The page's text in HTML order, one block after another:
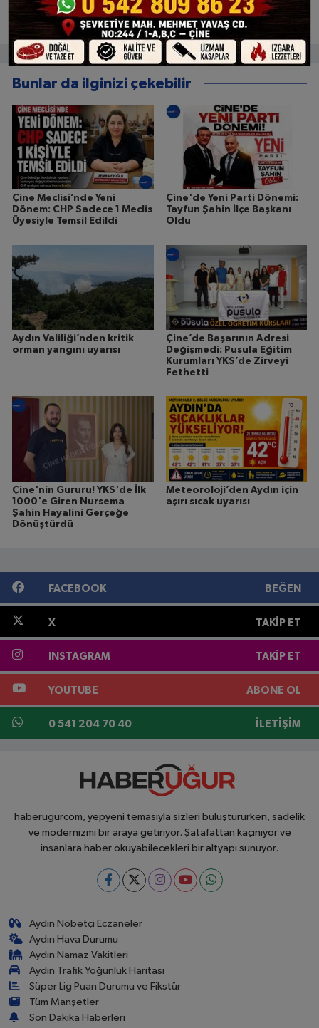
Bunlar da ilginizi çekebilir
Çine Meclisi’nde Yeni
Dönem: CHP Sadece 1 Meclis
Üyesiyle Temsil Edildi
Çine'de Yeni Parti Dönemi:
Tayfun Şahin İlçe Başkanı
Oldu
Aydın Valiliği’nden kritik
orman yangını uyarısı
Çine’de Başarının Adresi
Değişmedi: Pusula Eğitim
Kurumları YKS’de Zirveyi
Fethetti
Çine'nin Gururu! YKS'de İlk
1000'e Giren Nursema
Şahin Hayalini Gerçeğe
Dönüştürdü
Meteoroloji’den Aydın için
aşırı sıcak uyarısı
FACEBOOK BEĞEN
X TAKIP ET
INSTAGRAM TAKIP ET
YOUTUBE ABONE OL
0 541 204 70 40 İLETIŞIM
haberugurcom, yepyeni temasıyla sizleri buluştururken, sadelik
ve modernizmi bir araya getiriyor. Şatafattan kaçınıyor ve
insanlara haber okuyabilecekleri bir altyapı sunuyor.
Aydın Nöbetçi Eczaneler
Aydın Hava Durumu
Aydın Namaz Vakitleri
Aydın Trafik Yoğunluk Haritası
Süper Lig Puan Durumu ve Fikstür
Tüm Manşetler
Son Dakika Haberleri